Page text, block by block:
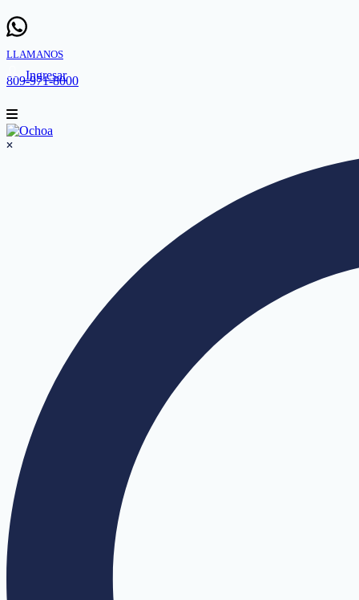
LLAMANOS
809-971-8000
Ingresar